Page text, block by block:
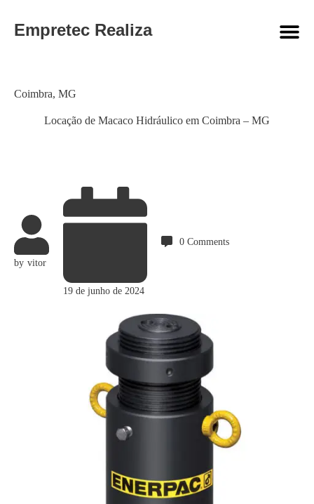
Empretec Realiza
Locação de Macaco Hidráulico em Coimbra – MG
Category
Coimbra, MG
by vitor
19 de junho de 2024
0 Comments